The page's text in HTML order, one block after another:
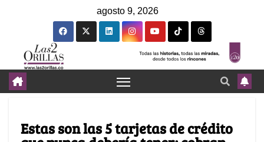
agosto 9, 2026
Estas son las 5 tarjetas de crédito